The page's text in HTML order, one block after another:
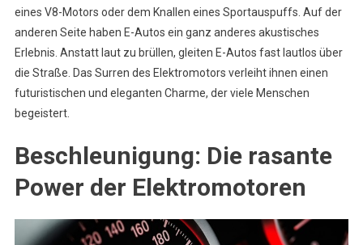
eines V8-Motors oder dem Knallen eines Sportauspuffs. Auf der
anderen Seite haben E-Autos ein ganz anderes akustisches
Erlebnis. Anstatt laut zu brüllen, gleiten E-Autos fast lautlos über
die Straße. Das Surren des Elektromotors verleiht ihnen einen
futuristischen und eleganten Charme, der viele Menschen
begeistert.
Beschleunigung: Die rasante
Power der Elektromotoren